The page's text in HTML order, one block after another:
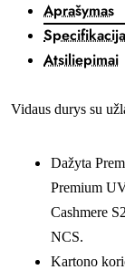
Aprašymas
Specifikacija
Atsiliepimai
Vidaus durys su
Dažyta
Premium
Cashmere
NCS.
Kartono